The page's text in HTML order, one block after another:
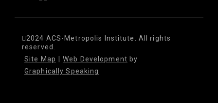
2024 ACS-Metropolis Institute. All rights
reserved.
Site Map
Web Development by
Graphically Speaking